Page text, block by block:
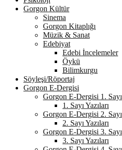
Gorgon Kültür
Sinema
Gorgon Kitaplığı
Müzik & Sanat
Edebiyat
Edebi İncelemeler
Öykü
Bilimkurgu
Söyleşi/Röportaj
Gorgon E-Dergisi
Gorgon E-Dergisi 1. Sayı
1. Sayı Yazıları
Gorgon E-Dergisi 2. Sayı
2. Sayı Yazıları
Gorgon E-Dergisi 3. Sayı
3. Sayı Yazıları